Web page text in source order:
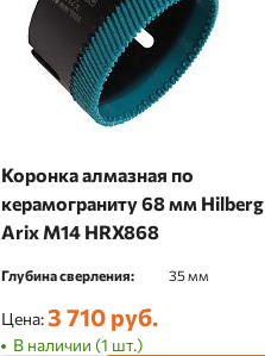
Коронка алмазная по
керамограниту 68 мм Hilberg
Arix M14 HRX868
Глубина сверления: 35 мм
Цена:3 710 руб.
В наличии (1 шт.)